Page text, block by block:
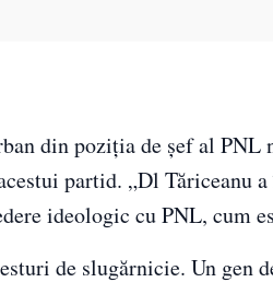
din poziţia de şef al PNL
partid. „Dl Tăriceanu
ideologic cu PNL, cum
de slugărnicie. Un gen